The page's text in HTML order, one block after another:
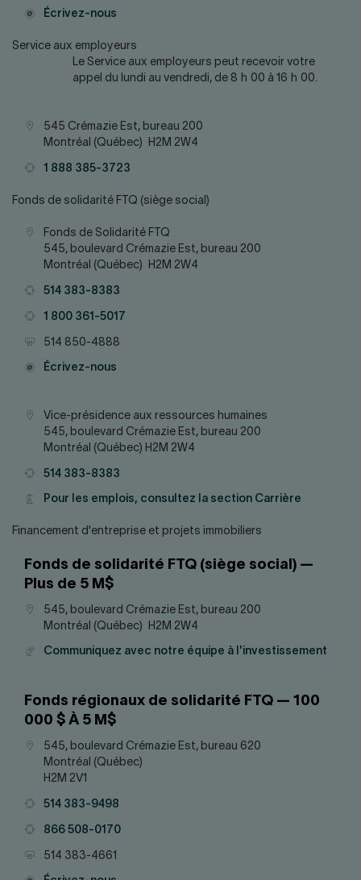
CourrielÉcrivez-nous
Service aux employeurs
Le Service aux employeurs peut recevoir votre
appel du lundi au vendredi, de 8 h 00 à 16 h 00.
Adresse545 Crémazie Est, bureau 200
Montréal (Québec) H2M 2W4
Téléphone
1 888 385-3723
Fonds de solidarité FTQ (siège social)
Adresse
Fonds de Solidarité FTQ
545, boulevard Crémazie Est, bureau 200
Montréal (Québec) H2M 2W4
Téléphone
514 383-8383
Téléphone
1 800 361-5017
Télécopieur
514 850-4888
CourrielÉcrivez-nous
Adresse
Vice-présidence aux ressources humaines
545, boulevard Crémazie Est, bureau 200
Montréal (Québec) H2M 2W4
Téléphone
514 383-8383
CourrielPour les emplois, consultez la section Carrière
Financement d'entreprise et projets immobiliers
Fonds de solidarité FTQ (siège social) —
Plus de 5 M$
Adresse
545, boulevard Crémazie Est, bureau 200
Montréal (Québec) H2M 2W4
CourrielCommuniquez avec notre équipe à l'investissement
Fonds régionaux de solidarité FTQ — 100
000 $ À 5 M$
Adresse
545, boulevard Crémazie Est, bureau 620
Montréal (Québec)
H2M 2V1
Téléphone
514 383-9498
Téléphone
866 508-0170
Télécopieur
514 383-4661